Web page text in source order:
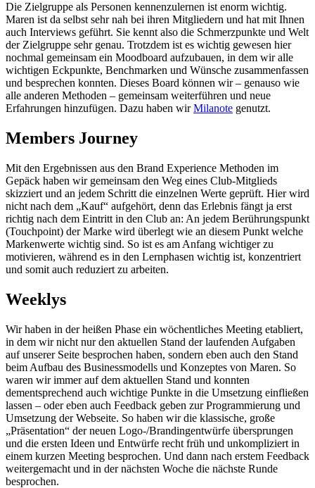
Die Zielgruppe als Personen kennenzulernen ist enorm wichtig.
Maren ist da selbst sehr nah bei ihren Mitgliedern und hat mit Ihnen
auch Interviews geführt. Sie kennt also die Schmerzpunkte und Welt
der Zielgruppe sehr genau. Trotzdem ist es wichtig gewesen hier
nochmal gemeinsam ein Moodboard aufzubauen, in dem wir alle
wichtigen Eckpunkte, Benchmarken und Wünsche zusammenfassen
und besprechen konnten. Dieses Board können wir – genauso wie
alle anderen Methoden – gemeinsam weiterführen und neue
Erfahrungen hinzufügen. Dazu haben wirMilanote genutzt.
Members Journey
Mit den Ergebnissen aus den Brand Experience Methoden im
Gepäck haben wir gemeinsam den Weg eines Club-Mitglieds
skizziert und an jedem Schritt die einzelnen Werte geprüft. Hier wird
nicht nach dem „Kauf“ aufgehört, denn das Erlebnis fängt ja erst
richtig nach dem Eintritt in den Club an: An jedem Berührungspunkt
(Touchpoint) der Marke wird überlegt wie an diesem Punkt welche
Markenwerte wichtig sind. So ist es am Anfang wichtiger zu
motivieren, während es in den Lernphasen wichtig ist, konzentriert
und somit auch reduziert zu arbeiten.
Weeklys
Wir haben in der heißen Phase ein wöchentliches Meeting etabliert,
in dem wir nicht nur den aktuellen Stand der laufenden Aufgaben
auf unserer Seite besprochen haben, sondern eben auch den Stand
beim Aufbau des Businessmodells und Konzeptes von Maren. So
waren wir immer auf dem aktuellen Stand und konnten
dementsprechend auch wichtige Punkte in die Umsetzung einfließen
lassen – oder eben auch Feedback geben zur Programmierung und
Umsetzung der Webseite. So haben wir die klassische, große
„Präsentation“ der neuen Logo-/Brandingentwürfe übersprungen
und die ersten Ideen und Entwürfe recht früh und unkompliziert in
einem kurzen Meeting besprochen. Und dann nach erstem Feedback
weitergemacht und in der nächsten Woche die nächste Runde
besprochen.